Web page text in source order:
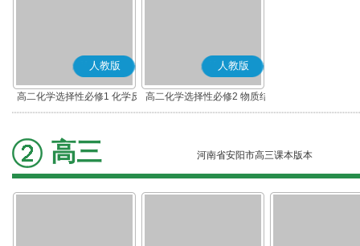
人教版
高二化学选择性必修1 化学反
应原理
人教版
高二化学选择性必修2 物质结
构与性质
高三 河南省安阳市高三课本版本